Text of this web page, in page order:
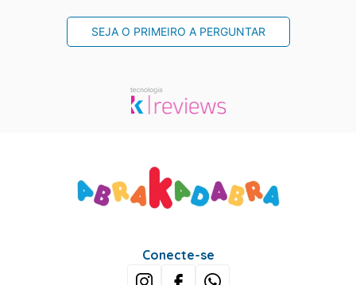
SEJA O PRIMEIRO A PERGUNTAR
Conecte-se